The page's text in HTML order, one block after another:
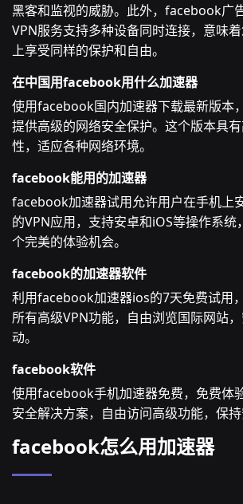
黑客和监视的威胁。此外，facebook广
VPN服务支持多种设备同时连接，意味
上享受同样的保护和自由。
在中国用facebook用什么加速器
使用facebook国内加速器下载最新版本
提供高级的网络安全保护。这个版本具
性，适应各种网络环境。
facebook能用的加速器
facebook加速器试用允许用户在手机上
的VPN应用，支持安卓和iOS等操作系统
个完美的体验机会。
facebook的加速器软件
利用facebook加速器ios的7天免费试用
所有高级VPN功能，自由浏览国际网站
动。
facebook软件
使用facebook手机加速器免费，免费体
安全解决方案，自由访问高级功能，保持
facebook怎么用加速器